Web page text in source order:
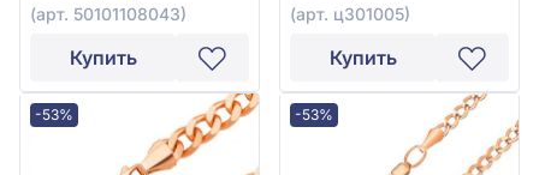
(арт. 50101108043)
Купить
(арт. ц301005)
Купить
-53% -53%